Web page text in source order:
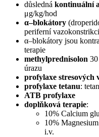
důsledná kontinuální
μg/kg/hod
α–blokátory
periferní vazokonstrikci
α–blokátory jsou
terapie
methylprednisolon
úrazu
profylaxe stresových
profylaxe tetanu:
ATB profylaxe
doplňková terapie:
10% Calcium
10%
i.v.